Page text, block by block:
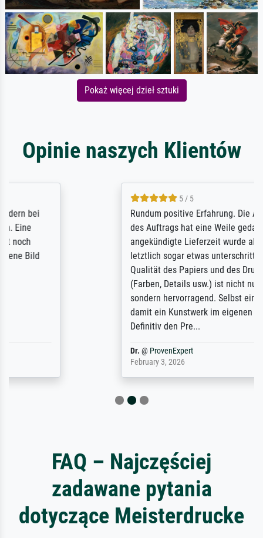
Pokaż więcej dzieł sztuki
Opinie naszych Klientów
Rundum positive Erfahrung. Die Ausführung
des Auftrags hat eine Weile gedauert, die
angekündigte Lieferzeit wurde aber
letztlich sogar etwas unterschritten. Die
Qualität des Papiers und des Drucks
(Farben, Details usw.) ist nicht nur gut,
sondern hervorragend. Selbst ein Druck ist
damit ein Kunstwerk im eigenen Sinne.
FAQ – Najczęściej
zadawane pytania
dotyczące Meisterdrucke